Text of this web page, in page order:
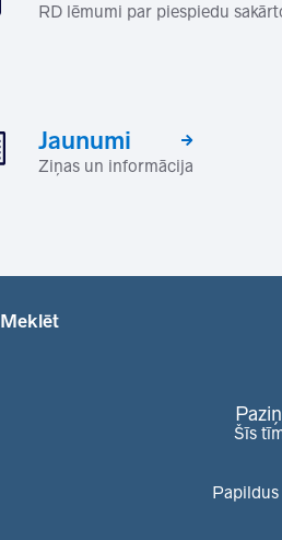
RD lēmumi par piespiedu
Jaunumi
Ziņas un informācija
Meklēt
Šīs